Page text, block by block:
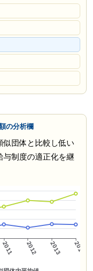
の分析欄
似団体と比較し低い
与制度の適正化を継